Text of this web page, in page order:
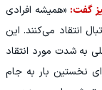
گفت: «همیشه افرادی
انتقاد می‌کنند. این
به شدت مورد انتقاد
نخستین بار به جام